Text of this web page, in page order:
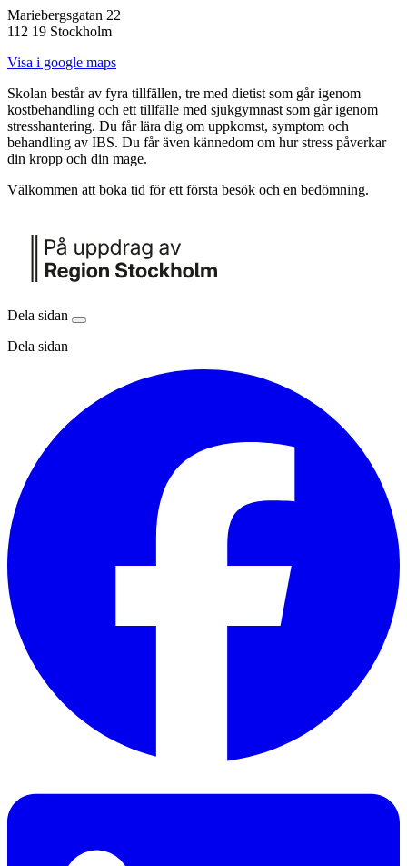
Mariebergsgatan 22
112 19 Stockholm
Visa i google maps
Skolan består av fyra tillfällen, tre med dietist som går igenom
kostbehandling och ett tillfälle med sjukgymnast som går igenom
stresshantering. Du får lära dig om uppkomst, symptom och
behandling av IBS. Du får även kännedom om hur stress påverkar
din kropp och din mage.
Välkommen att boka tid för ett första besök och en bedömning.
Dela sidan
Dela sidan